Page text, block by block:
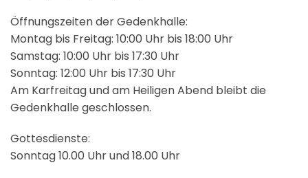
Öffnungszeiten der Gedenkhalle:
Montag bis Freitag: 10:00 Uhr bis 18:00 Uhr
Samstag: 10:00 Uhr bis 17:30 Uhr
Sonntag: 12:00 Uhr bis 17:30 Uhr
Am Karfreitag und am Heiligen Abend bleibt die
Gedenkhalle geschlossen.
Gottesdienste:
Sonntag 10.00 Uhr und 18.00 Uhr